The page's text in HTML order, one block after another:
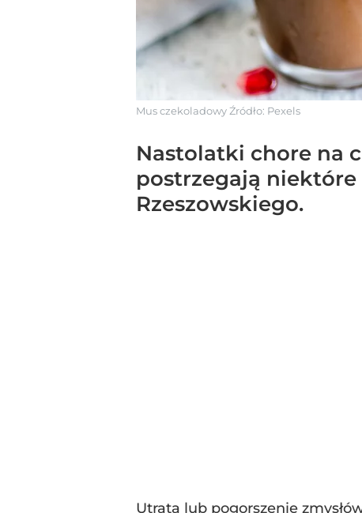
Mus czekoladowyŹródło: Pexels
Nastolatki chore na
postrzegają
Rzeszowskiego.
Utrata lub pogorszenie